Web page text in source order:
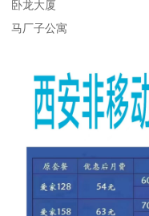
卧龙大厦
马厂子公寓